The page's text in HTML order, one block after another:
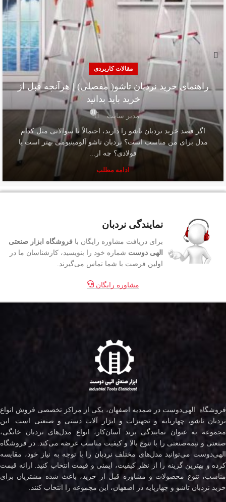
مقالات کاربردی
راهنمای خرید نردبان تاشو( مفصلی) | هرآنچه قبل از
خرید باید بدانید
مدیر سایت 31
اگر قصد خرید نردبان تاشو را دارید، احتمالاً با سوالاتی مثل کدام
مدل برای من مناسب است؟ نردبان تاشو آلومینیومی بهتر است یا
فولادی؟ چه ار...
ادامه مطلب
نمایندگی نردبان
برای دریافت مشاوره رایگان با فروشگاه ابزار صنعتی
الهی دوست شماره خود را بنویسید، کارشناسان ما در
اولین فرصت با شما تماس می‌گیرند.
مشاوره رایگان
فروشگاه الهی‌دوست در صمدیه اصفهان، یکی از مراکز تخصصی فروش انواع
نردبان تاشو، چهارپایه و تجهیزات و ابزار آلات دستی و صنعتی است. این
مجموعه به عنوان نمایندگی برند آسان‌کار، انواع مدل‌های نردبان خانگی،
صنعتی و نیمه‌صنعتی را با تنوع بالا و کیفیت مناسب عرضه می‌کند. در فروشگاه
الهی‌دوست می‌توانید مدل‌های مختلف نردبان را با توجه به نیاز خود، مقایسه
کرده و بهترین گزینه را از نظر کیفیت، ایمنی و قیمت انتخاب کنید. ارائه قیمت
مناسب، تنوع محصولات و مشاوره قبل از خرید، باعث شده مشتریان برای
خرید نردبان تاشو و چهارپایه در اصفهان، این مجموعه را انتخاب کنند.